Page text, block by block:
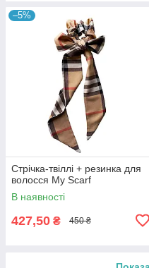
–5%
Стрічка-твіллі + резинка для
волосся My Scarf
В наявності
427,50 ₴ 450 ₴